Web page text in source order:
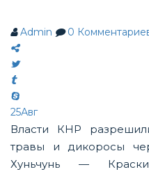
Admin 0
25Авг
Власти КНР
травы и дикоросы
Хуньчунь —